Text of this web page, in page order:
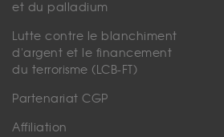
et du palladium
Lutte contre le blanchiment
d'argent et le financement
du terrorisme (LCB-FT)
Partenariat CGP
Affiliation